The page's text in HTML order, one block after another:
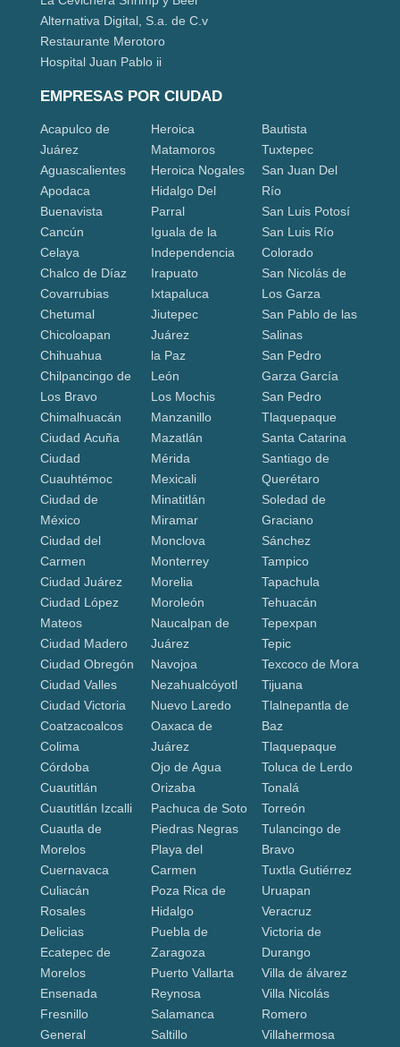
Alternativa Digital, S.a. de C.v
Restaurante Merotoro
Hospital Juan Pablo ii
EMPRESAS POR CIUDAD
Acapulco de
Juárez
Aguascalientes
Apodaca
Buenavista
Cancún
Celaya
Chalco de Díaz
Covarrubias
Chetumal
Chicoloapan
Chihuahua
Chilpancingo de
Los Bravo
Chimalhuacán
Ciudad Acuña
Ciudad
Cuauhtémoc
Ciudad de
México
Ciudad del
Carmen
Ciudad Juárez
Ciudad López
Mateos
Ciudad Madero
Ciudad Obregón
Ciudad Valles
Ciudad Victoria
Coatzacoalcos
Colima
Córdoba
Cuautitlán
Cuautitlán Izcalli
Cuautla de
Morelos
Cuernavaca
Culiacán
Rosales
Delicias
Ecatepec de
Morelos
Ensenada
Fresnillo
General
Heroica
Matamoros
Heroica Nogales
Hidalgo Del
Parral
Iguala de la
Independencia
Irapuato
Ixtapaluca
Jiutepec
Juárez
la Paz
León
Los Mochis
Manzanillo
Mazatlán
Mérida
Mexicali
Minatitlán
Miramar
Monclova
Monterrey
Morelia
Moroleón
Naucalpan de
Juárez
Navojoa
Nezahualcóyotl
Nuevo Laredo
Oaxaca de
Juárez
Ojo de Agua
Orizaba
Pachuca de Soto
Piedras Negras
Playa del
Carmen
Poza Rica de
Hidalgo
Puebla de
Zaragoza
Puerto Vallarta
Reynosa
Salamanca
Saltillo
Bautista
Tuxtepec
San Juan Del
Río
San Luis Potosí
San Luis Río
Colorado
San Nicolás de
Los Garza
San Pablo de las
Salinas
San Pedro
Garza García
San Pedro
Tlaquepaque
Santa Catarina
Santiago de
Querétaro
Soledad de
Graciano
Sánchez
Tampico
Tapachula
Tehuacán
Tepexpan
Tepic
Texcoco de Mora
Tijuana
Tlalnepantla de
Baz
Tlaquepaque
Toluca de Lerdo
Tonalá
Torreón
Tulancingo de
Bravo
Tuxtla Gutiérrez
Uruapan
Veracruz
Victoria de
Durango
Villa de álvarez
Villa Nicolás
Romero
Villahermosa